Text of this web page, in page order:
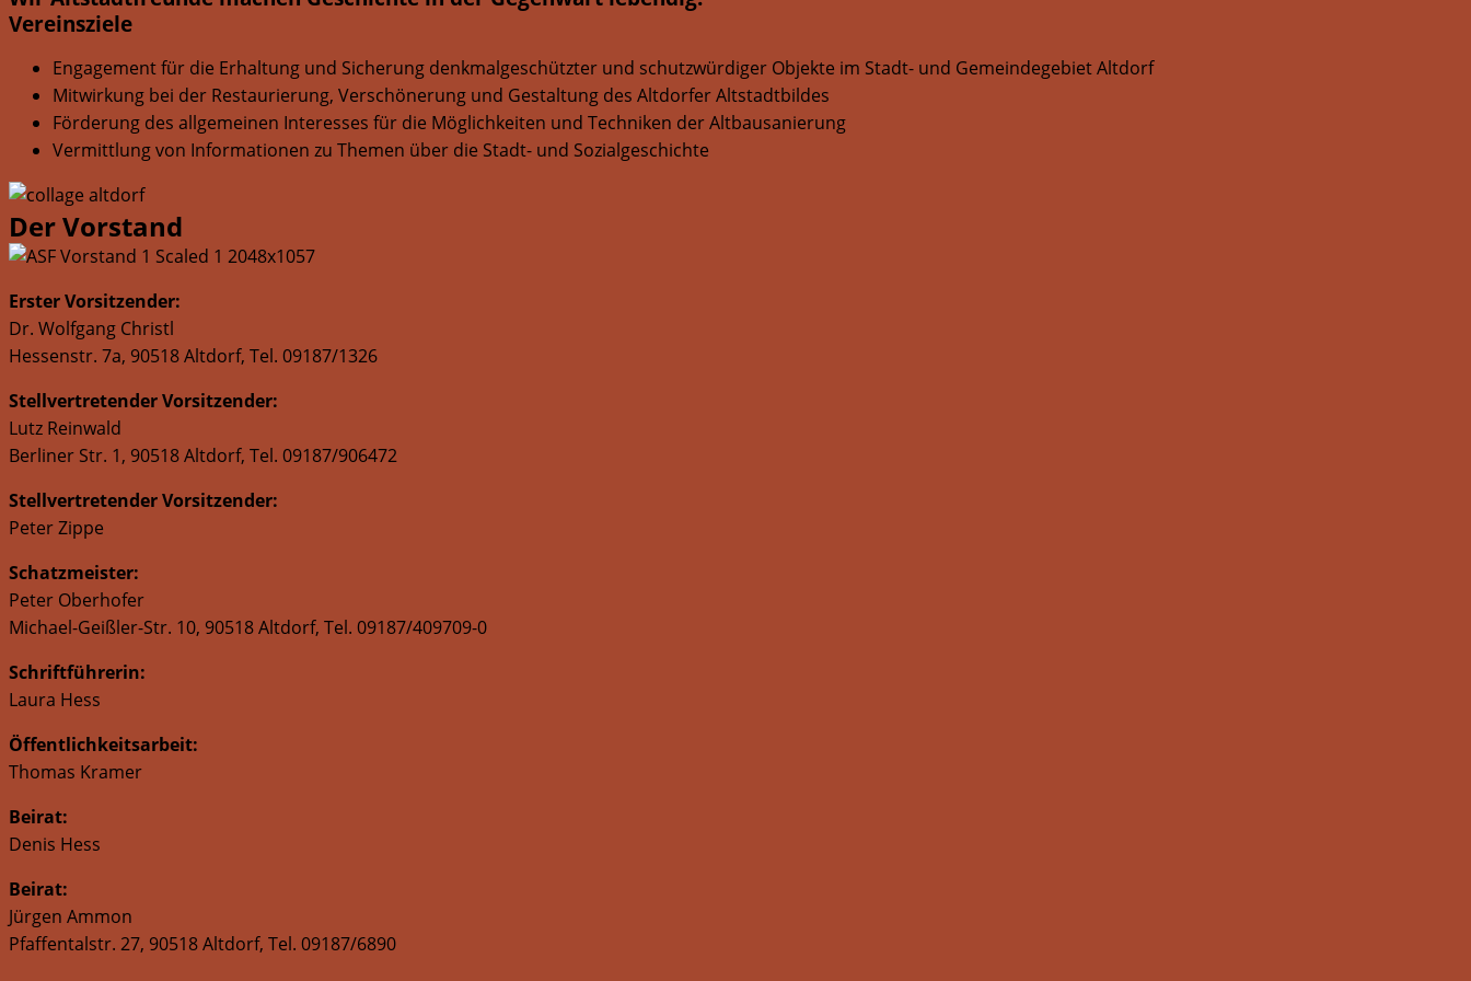
Vereinsziele
Engagement für die Erhaltung und Sicherung denkmalgeschützter und schutzwürdiger Objekte im Stadt- und Gemeindegebiet Altdorf
Mitwirkung bei der Restaurierung, Verschönerung und Gestaltung des Altdorfer Altstadtbildes
Förderung des allgemeinen Interesses für die Möglichkeiten und Techniken der Altbausanierung
Vermittlung von Informationen zu Themen über die Stadt- und Sozialgeschichte
Der Vorstand
Erster Vorsitzender:
Dr. Wolfgang Christl
Hessenstr. 7a, 90518 Altdorf, Tel. 09187/1326
Stellvertretender Vorsitzender:
Lutz Reinwald
Berliner Str. 1, 90518 Altdorf, Tel. 09187/906472
Stellvertretender Vorsitzender:
Peter Zippe
Schatzmeister:
Peter Oberhofer
Michael-Geißler-Str. 10, 90518 Altdorf, Tel. 09187/409709-0
Schriftführerin:
Laura Hess
Öffentlichkeitsarbeit:
Thomas Kramer
Beirat:
Denis Hess
Beirat:
Jürgen Ammon
Pfaffentalstr. 27, 90518 Altdorf, Tel. 09187/6890